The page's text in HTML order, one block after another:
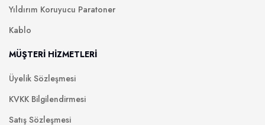
Yıldırım Koruyucu Paratoner
Kablo
MÜŞTERİ HİZMETLERİ
Üyelik Sözleşmesi
KVKK Bilgilendirmesi
Satış Sözleşmesi